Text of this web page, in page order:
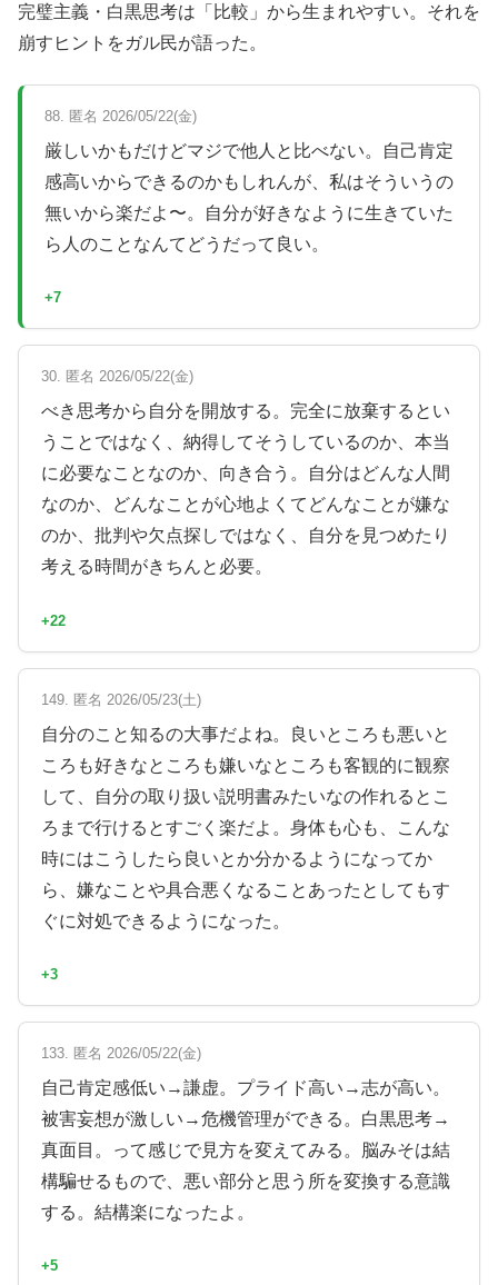
完璧主義・白黒思考は「比較」から生まれやすい。それを
崩すヒントをガル民が語った。
88. 匿名 2026/05/22(金)
厳しいかもだけどマジで他人と比べない。自己肯定
感高いからできるのかもしれんが、私はそういうの
無いから楽だよ〜。自分が好きなように生きていた
ら人のことなんてどうだって良い。
+7
30. 匿名 2026/05/22(金)
べき思考から自分を開放する。完全に放棄するとい
うことではなく、納得してそうしているのか、本当
に必要なことなのか、向き合う。自分はどんな人間
なのか、どんなことが心地よくてどんなことが嫌な
のか、批判や欠点探しではなく、自分を見つめたり
考える時間がきちんと必要。
+22
149. 匿名 2026/05/23(土)
自分のこと知るの大事だよね。良いところも悪いと
ころも好きなところも嫌いなところも客観的に観察
して、自分の取り扱い説明書みたいなの作れるとこ
ろまで行けるとすごく楽だよ。身体も心も、こんな
時にはこうしたら良いとか分かるようになってか
ら、嫌なことや具合悪くなることあったとしてもす
ぐに対処できるようになった。
+3
133. 匿名 2026/05/22(金)
自己肯定感低い→謙虚。プライド高い→志が高い。
被害妄想が激しい→危機管理ができる。白黒思考→
真面目。って感じで見方を変えてみる。脳みそは結
構騙せるもので、悪い部分と思う所を変換する意識
する。結構楽になったよ。
+5